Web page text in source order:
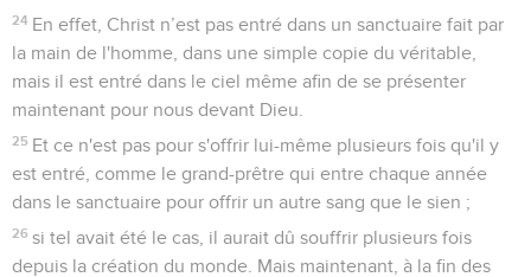
24 En effet, Christ n’est pas entré dans un sanctuaire fait par
la main de l'homme, dans une simple copie du véritable,
mais il est entré dans le ciel même afin de se présenter
maintenant pour nous devant Dieu.
25 Et ce n'est pas pour s'offrir lui-même plusieurs fois qu'il y
est entré, comme le grand-prêtre qui entre chaque année
dans le sanctuaire pour offrir un autre sang que le sien ;
26 si tel avait été le cas, il aurait dû souffrir plusieurs fois
depuis la création du monde. Mais maintenant, à la fin des